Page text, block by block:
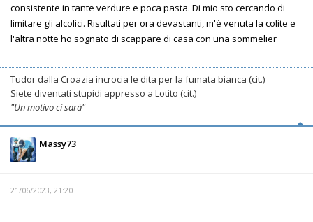
consistente in tante verdure e poca pasta. Di mio sto cercando di
limitare gli alcolici. Risultati per ora devastanti, m'è venuta la colite e
l'altra notte ho sognato di scappare di casa con una sommelier
Tudor dalla Croazia incrocia le dita per la fumata bianca (cit.)
Siete diventati stupidi appresso a Lotito (cit.)
"Un motivo ci sarà"
Massy73
21/06/2023, 21:20